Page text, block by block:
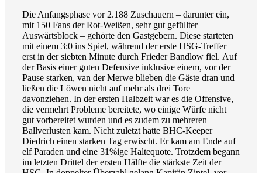
Die Anfangsphase vor 2.188 Zuschauern – darunter ein,
mit 150 Fans der Rot-Weißen, sehr gut gefüllter
Auswärtsblock – gehörte den Gastgebern. Diese starteten
mit einem 3:0 ins Spiel, während der erste HSG-Treffer
erst in der siebten Minute durch Frieder Bandlow fiel. Auf
der Basis einer guten Defensive inklusive einem, vor der
Pause starken, van der Merwe blieben die Gäste dran und
ließen die Löwen nicht auf mehr als drei Tore
davonziehen. In der ersten Halbzeit war es die Offensive,
die vermehrt Probleme bereitete, wo einige Würfe nicht
gut vorbereitet wurden und es zudem zu mehreren
Ballverlusten kam. Nicht zuletzt hatte BHC-Keeper
Diedrich einen starken Tag erwischt. Er kam am Ende auf
elf Paraden und eine 31%ige Haltequote. Trotzdem begann
im letzten Drittel der ersten Hälfte die stärkste Zeit der